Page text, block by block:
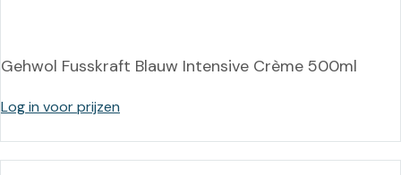
Gehwol Fusskraft Blauw Intensive Crème 500ml
Log in voor prijzen